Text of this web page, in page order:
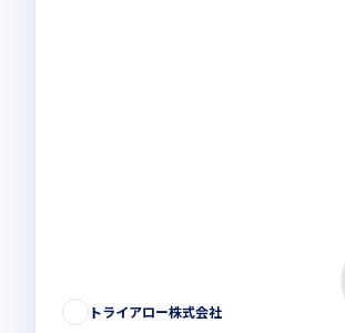
トライアロー株式会社